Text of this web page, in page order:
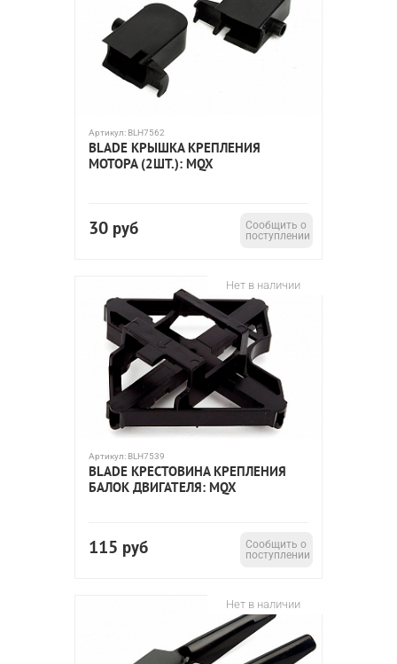
Артикул: BLH7562
BLADE КРЫШКА КРЕПЛЕНИЯ
МОТОРА (2ШТ.): MQX
30 руб
Сообщить о
поступлении
Нет в наличии
Артикул: BLH7539
BLADE КРЕСТОВИНА КРЕПЛЕНИЯ
БАЛОК ДВИГАТЕЛЯ: MQX
115 руб
Сообщить о
поступлении
Нет в наличии